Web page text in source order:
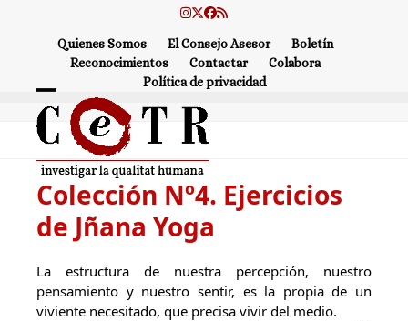
Instagram
Twitter
Facebook
RSS
Quienes Somos El Consejo Asesor
Boletín
Reconocimientos
Contactar
Colabora
Política de privacidad
Open
mobile
menu
Close
mobile
menu
Colección Nº4. Ejercicios
de Jñana Yoga
La estructura de nuestra percepción, nuestro
pensamiento y nuestro sentir, es la propia de un
viviente necesitado, que precisa vivir del medio.